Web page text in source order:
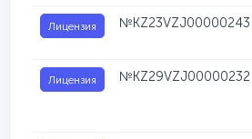
Лицензия №KZ23VZJ00000243
Лицензия №KZ29VZJ00000232